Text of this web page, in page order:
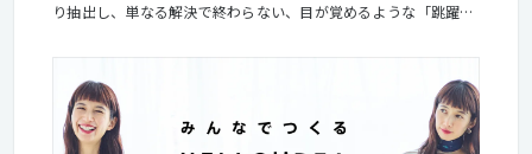
り抽出し、単なる解決で終わらない、目が覚めるような「跳躍」
な視点で「抽出」するかはメンバーそれぞれの個性です。 1つの
課題を多様な視点で複合的に見つめることによって、本質を見つ
けることができると考えています。 RaNa extractive, inc. “Rex”
は、RaNa extractiveの愛称です。